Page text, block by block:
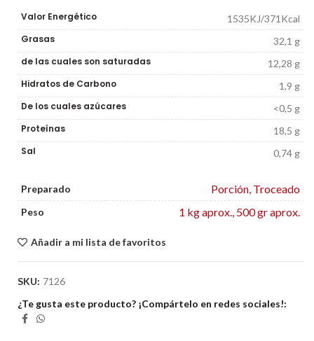
Valor Energético
1535KJ/371Kcal
Grasas
32,1 g
de las cuales son saturadas
12,28 g
Hidratos de Carbono
1,9 g
De los cuales azúcares
<0,5 g
Proteínas
18,5 g
Sal
0,74 g
Preparado Porción, Troceado
Peso 1 kg aprox., 500 gr aprox.
Añadir a mi lista de favoritos
SKU: 7126
¿Te gusta este producto? ¡Compártelo en redes sociales!